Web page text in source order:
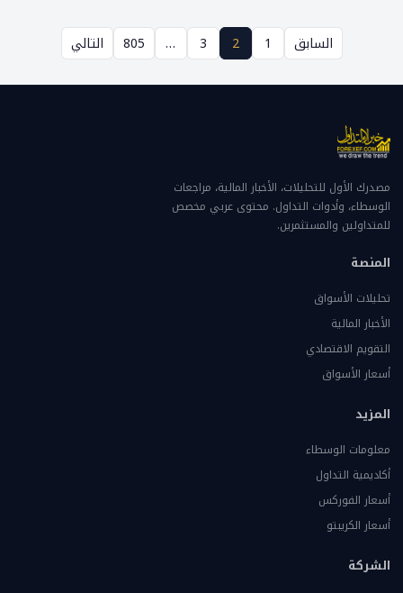
السابق 1
2
3
…
805 التالي
مصدرك الأول للتحليلات، الأخبار المالية، مراجعات
الوسطاء، وأدوات التداول. محتوى عربي مخصص
للمتداولين والمستثمرين.
المنصة
تحليلات الأسواق
الأخبار المالية
التقويم الاقتصادي
أسعار الأسواق
المزيد
معلومات الوسطاء
أكاديمية التداول
أسعار الفوركس
أسعار الكريبتو
الشركة